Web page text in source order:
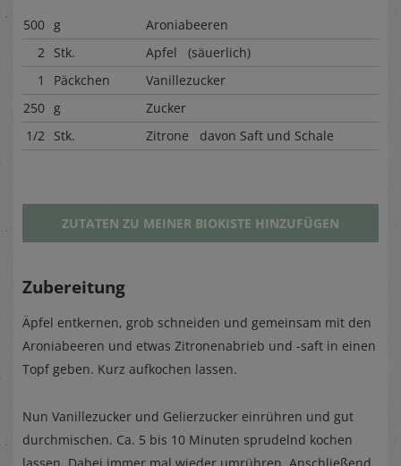
500 g
Aroniabeeren
2 Stk.
Apfel (säuerlich)
1
Päckchen
Vanillezucker
250 g
Zucker
1/2 Stk. Zitrone davon Saft und Schale
ZUTATEN ZU MEINER BIOKISTE HINZUFÜGEN
Zubereitung
Äpfel entkernen, grob schneiden und gemeinsam mit den
Aroniabeeren und etwas Zitronenabrieb und -saft in einen
Topf geben. Kurz aufkochen lassen.
Nun Vanillezucker und Gelierzucker einrühren und gut
durchmischen. Ca. 5 bis 10 Minuten sprudelnd kochen